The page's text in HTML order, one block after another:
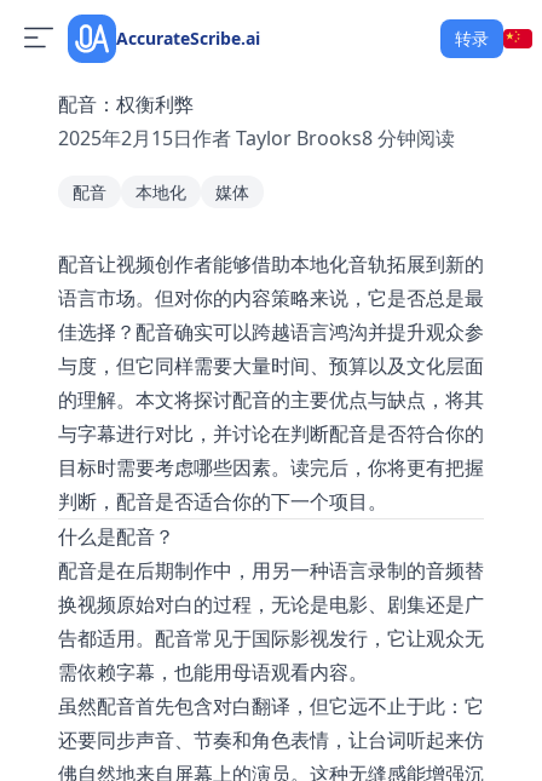
AccurateScribe.ai 转录
配音：权衡利弊
2025年2月15日作者Taylor Brooks8分钟阅读
配音 本地化 媒体
配音让视频创作者能够借助本地化音轨拓展到新的
语言市场。但对你的内容策略来说，它是否总是最
佳选择？配音确实可以跨越语言鸿沟并提升观众参
与度，但它同样需要大量时间、预算以及文化层面
的理解。本文将探讨配音的主要优点与缺点，将其
与字幕进行对比，并讨论在判断配音是否符合你的
目标时需要考虑哪些因素。读完后，你将更有把握
判断，配音是否适合你的下一个项目。
什么是配音？
配音是在后期制作中，用另一种语言录制的音频替
换视频原始对白的过程，无论是电影、剧集还是广
告都适用。配音常见于国际影视发行，它让观众无
需依赖字幕，也能用母语观看内容。
虽然配音首先包含对白翻译，但它远不止于此：它
还要同步声音、节奏和角色表情，让台词听起来仿
佛自然地来自屏幕上的演员。这种无缝感能增强沉